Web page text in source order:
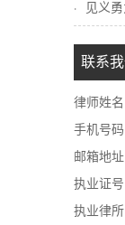
见义
联系我
律师姓
手机号码
邮箱地
执业证号
执业律